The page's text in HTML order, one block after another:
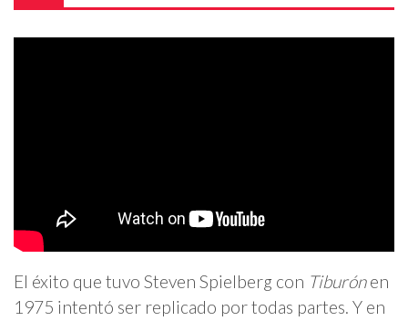
El éxito que tuvo Steven Spielberg con Tiburónen
1975 intentó ser replicado por todas partes. Y en